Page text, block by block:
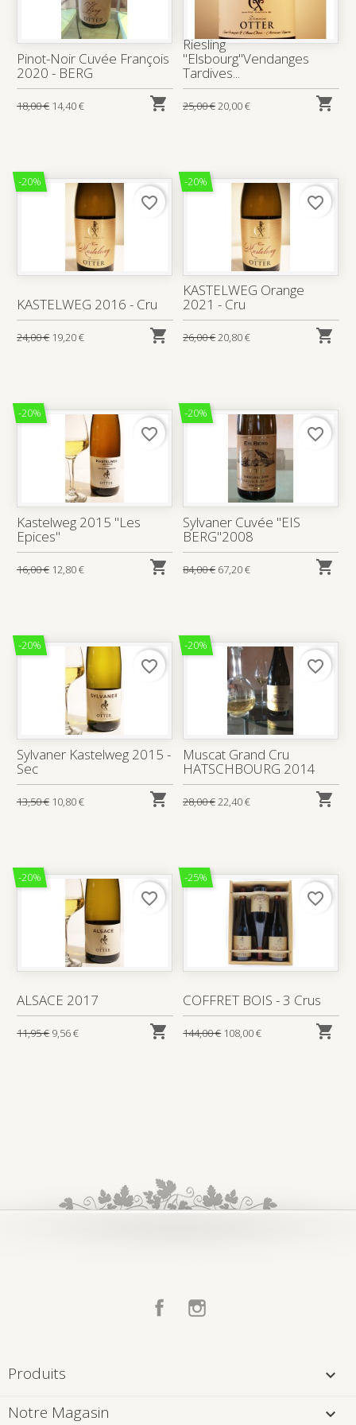
Pinot-Noir Cuvée François
2020 - BERG
18,00 € 14,40 € 
Riesling
"Elsbourg"Vendanges
Tardives...
25,00 € 20,00 € 
-20%
KASTELWEG 2016 - Cru
24,00 € 19,20 € 
favorite_border
-20%
KASTELWEG Orange
2021 - Cru
26,00 €20,80 € 
favorite_border
-20%
Kastelweg 2015 "Les
Epices"
16,00 € 12,80 € 
favorite_border
-20%
Sylvaner Cuvée "EIS
BERG"2008
84,00 € 67,20 € 
favorite_border
-20%
Sylvaner Kastelweg 2015 -
Sec
13,50 € 10,80 € 
favorite_border
-20%
Muscat Grand Cru
HATSCHBOURG 2014
28,00 € 22,40 € 
favorite_border
-20%
ALSACE 2017
11,95 € 9,56 € 
favorite_border
-25%
COFFRET BOIS - 3 Crus
144,00 € 108,00 € 
favorite_border
Facebook
Produits 
Notre Magasin 